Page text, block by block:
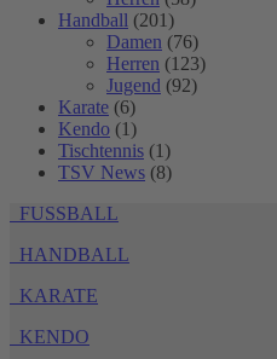
Handball (201)
Damen (76)
Herren (123)
Jugend (92)
Karate (6)
Kendo (1)
Tischtennis (1)
TSV News (8)
FUSSBALL
HANDBALL
KARATE
KENDO